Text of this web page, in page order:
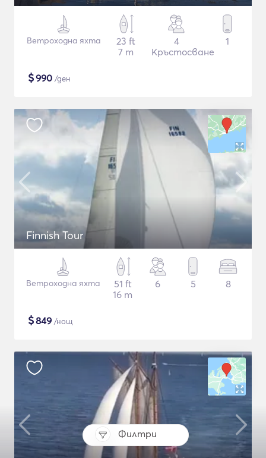
Филтри
Ветроходна яхта
23 ft
7 m
4
Кръстосване
1
$990 /ден
Finnish Tour
Ветроходна яхта
51 ft
16 m
6 5 8
$849 /нощ